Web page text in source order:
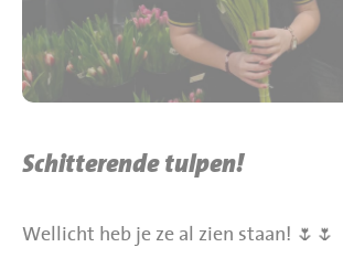
Jumbo Huibers Specials
Schitterende tulpen!
Wellicht heb je ze al zien staan! 🌷🌷